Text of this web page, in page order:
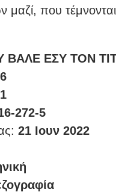
μαζί, που
ΕΣΥ ΤΟΝ
272-5
21 Ιουν 2022